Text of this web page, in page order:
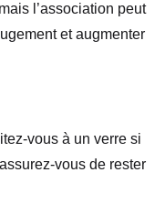
l’association peut
et augmenter
vous à un verre si
vous de rester